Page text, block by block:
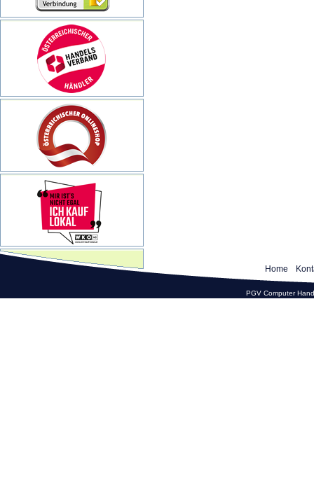
Home
PGV Computer